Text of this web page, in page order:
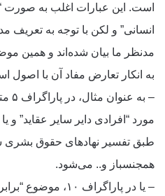
است. این عبارات اغلب به صورت
انسانی” و لکن با توجه به تعریف
مدنظر ما بیان شده‌اند و همین
به انکار تعارض مفاد آن با اصول
–
مورد “افرادی دایر سایر عقاید” و
طبق تفسیر نهادهای حقوق بشری
همجنسباز و.. می‌شود.
– یا در پاراگراف